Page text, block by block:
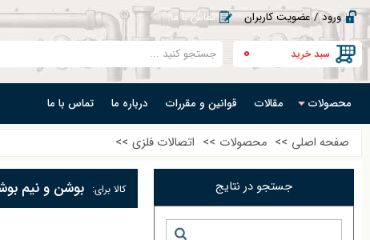
ورود / عضویت کاربران تماس با ما
سبد خرید 0
محصولات مقالات قوانین و مقررات درباره ما تماس با ما
صفحه اصلی >> محصولات >> اتصالات فلزی >>
جستجو در نتایج کالا برای: بوشن و نیم